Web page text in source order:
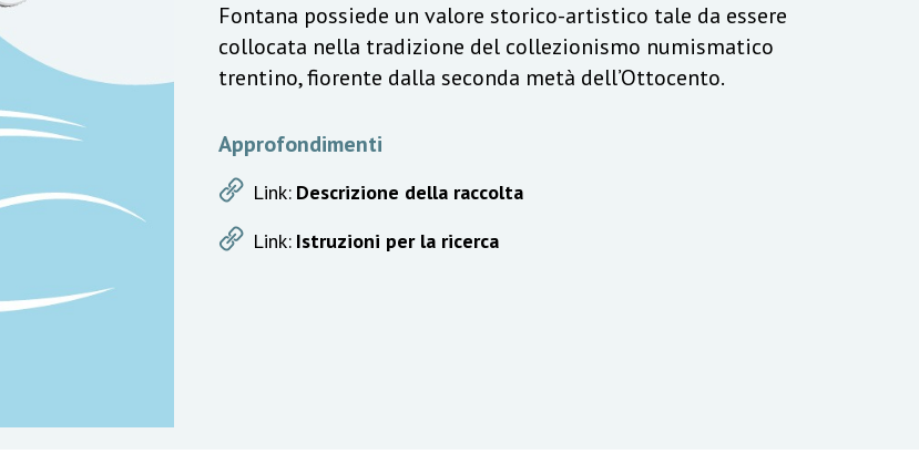
Fontana possiede un valore storico-artistico tale da essere
collocata nella tradizione del collezionismo numismatico
trentino, fiorente dalla seconda metà dell’Ottocento.
Approfondimenti
Link: Descrizione della raccolta
Link: Istruzioni per la ricerca